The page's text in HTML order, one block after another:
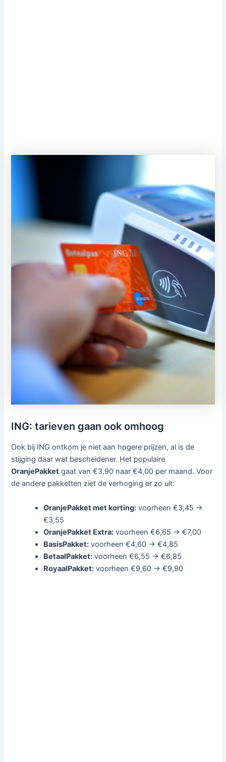
ING: tarieven gaan ook omhoog
Ook bij ING ontkom je niet aan hogere prijzen, al is de
stijging daar wat bescheidener. Het populaire
OranjePakket gaat van €3,90 naar €4,00 per maand. Voor
de andere pakketten ziet de verhoging er zo uit:
OranjePakket met korting: voorheen €3,45 →
€3,55
OranjePakket Extra: voorheen €6,65 → €7,00
BasisPakket: voorheen €4,60 → €4,85
BetaalPakket: voorheen €6,55 → €6,85
RoyaalPakket: voorheen €9,60 → €9,90